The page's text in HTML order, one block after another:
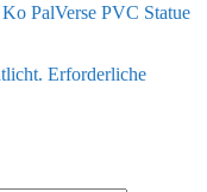
PalVerse PVC Statue
Erforderliche